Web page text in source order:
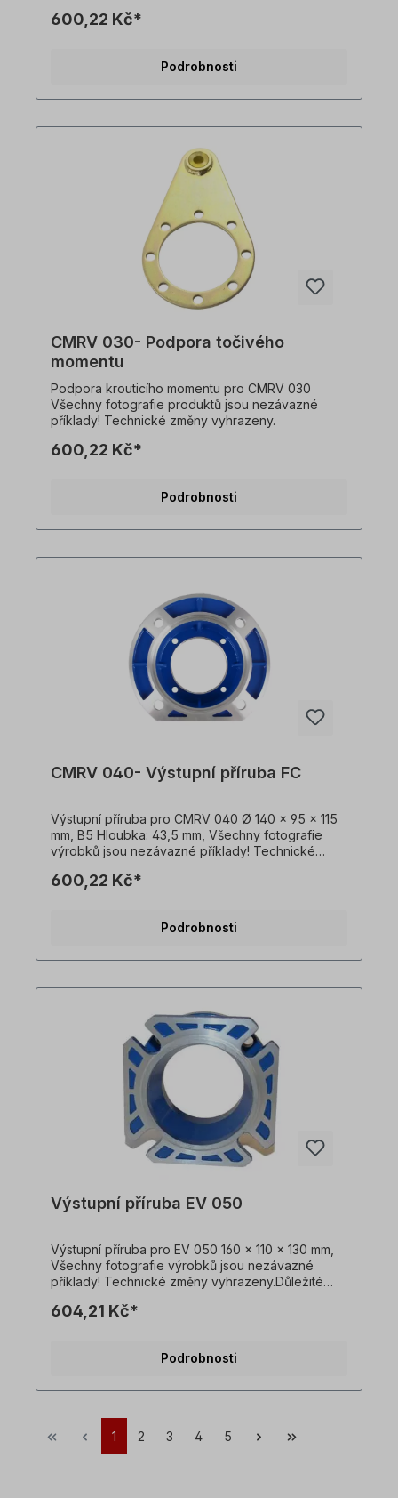
600,22 Kč*
Podrobnosti
CMRV 030- Podpora točivého
momentu
Podpora krouticího momentu pro CMRV 030
Všechny fotografie produktů jsou nezávazné
příklady! Technické změny vyhrazeny.
600,22 Kč*
Podrobnosti
CMRV 040- Výstupní příruba FC
Výstupní příruba pro CMRV 040 Ø 140 x 95 x 115
mm, B5 Hloubka: 43,5 mm, Všechny fotografie
výrobků jsou nezávazné příklady! Technické
600,22 Kč*
Podrobnosti
Výstupní příruba EV 050
Výstupní příruba pro EV 050 160 x 110 x 130 mm,
Všechny fotografie výrobků jsou nezávazné
příklady! Technické změny vyhrazeny.Důležité
zakázku. Vrácení zboží ani zrušení objednávky
604,21 Kč*
Podrobnosti
1 2 3 4 5